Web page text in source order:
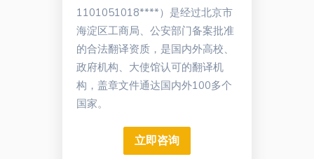
1101051018****）是经过北京市
海淀区工商局、公安部门备案批准
的合法翻译资质，是国内外高校、
政府机构、大使馆认可的翻译机
构，盖章文件通达国内外100多个
国家。
立即咨询